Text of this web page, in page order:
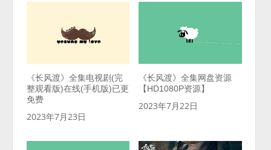
《长风渡》全集电视剧(完
整观看版)在线(手机版)已更
免费
2023年7月23日
《长风渡》全集网盘资源
【HD1080P资源】
2023年7月22日